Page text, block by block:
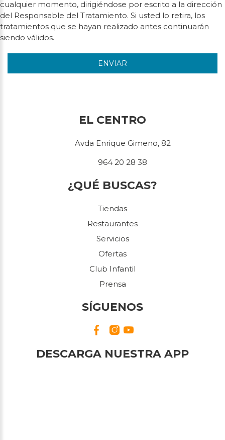
cualquier momento, dirigiéndose por escrito a la dirección
del Responsable del Tratamiento. Si usted lo retira, los
tratamientos que se hayan realizado antes continuarán
siendo válidos.
ENVIAR
EL CENTRO
Avda Enrique Gimeno, 82
964 20 28 38
¿QUÉ BUSCAS?
Tiendas
Restaurantes
Servicios
Ofertas
Club Infantil
Prensa
SÍGUENOS
DESCARGA NUESTRA APP